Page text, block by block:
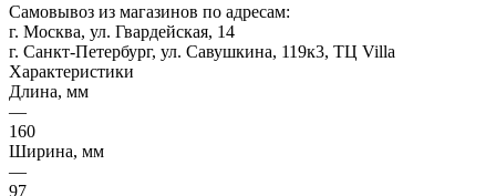
Самовывоз из магазинов по адресам:
г. Москва, ул. Гвардейская, 14
г. Санкт-Петербург, ул. Савушкина, 119к3, ТЦ Villa
Характеристики
Длина, мм
—
160
Ширина, мм
—
97